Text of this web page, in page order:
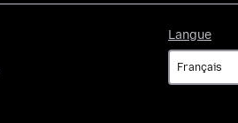
Langue